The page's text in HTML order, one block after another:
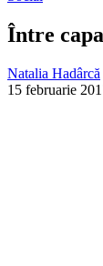
Între
Natalia Hadârcă
15 februarie